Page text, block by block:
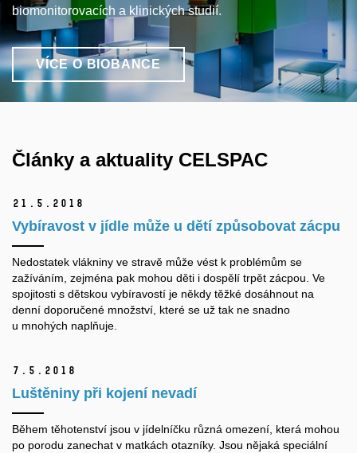
biomonitorovacích a klinických studií.
VÍCE O BIOBANCE
Články a aktuality CELSPAC
21. 5. 2018
Vybíravost v jídle může u dětí způsobovat zácpu
Nedostatek vlákniny ve stravě může vést k problémům se
zažíváním, zejména pak mohou děti i dospělí trpět zácpou. Ve
spojitosti s dětskou vybíravostí je někdy těžké dosáhnout na
denní doporučené množství, které se už tak ne snadno
u mnohých naplňuje.
7. 5. 2018
Luštěniny při kojení nevadí
Během těhotenství jsou v jídelníčku různá omezení, která mohou
po porodu zanechat v matkách otazníky. Jsou nějaká speciální